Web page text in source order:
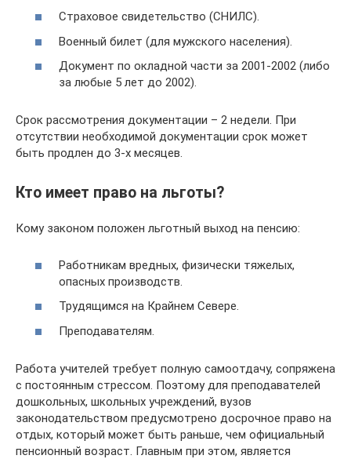
Страховое свидетельство (СНИЛС).
Военный билет (для мужского населения).
Документ по окладной части за 2001-2002 (либо
за любые 5 лет до 2002).
Срок рассмотрения документации – 2 недели. При
отсутствии необходимой документации срок может
быть продлен до 3-х месяцев.
Кто имеет право на льготы?
Кому законом положен льготный выход на пенсию:
Работникам вредных, физически тяжелых,
опасных производств.
Трудящимся на Крайнем Севере.
Преподавателям.
Работа учителей требует полную самоотдачу, сопряжена
с постоянным стрессом. Поэтому для преподавателей
дошкольных, школьных учреждений, вузов
законодательством предусмотрено досрочное право на
отдых, который может быть раньше, чем официальный
пенсионный возраст. Главным при этом, является